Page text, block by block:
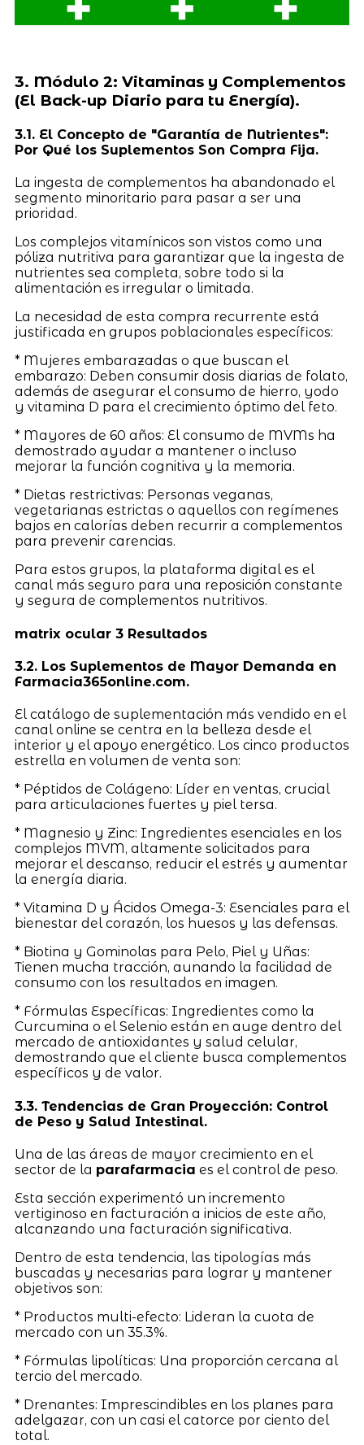
3. Módulo 2: Vitaminas y Complementos
(El Back-up Diario para tu Energía).
3.1. El Concepto de "Garantía de Nutrientes":
Por Qué los Suplementos Son Compra Fija.
La ingesta de complementos ha abandonado el
segmento minoritario para pasar a ser una
prioridad.
Los complejos vitamínicos son vistos como una
póliza nutritiva para garantizar que la ingesta de
nutrientes sea completa, sobre todo si la
alimentación es irregular o limitada.
La necesidad de esta compra recurrente está
justificada en grupos poblacionales específicos:
* Mujeres embarazadas o que buscan el
embarazo: Deben consumir dosis diarias de folato,
además de asegurar el consumo de hierro, yodo
y vitamina D para el crecimiento óptimo del feto.
* Mayores de 60 años: El consumo de MVMs ha
demostrado ayudar a mantener o incluso
mejorar la función cognitiva y la memoria.
* Dietas restrictivas: Personas veganas,
vegetarianas estrictas o aquellos con regímenes
bajos en calorías deben recurrir a complementos
para prevenir carencias.
Para estos grupos, la plataforma digital es el
canal más seguro para una reposición constante
y segura de complementos nutritivos.
matrix ocular 3 Resultados
3.2. Los Suplementos de Mayor Demanda en
Farmacia365online.com.
El catálogo de suplementación más vendido en el
canal online se centra en la belleza desde el
interior y el apoyo energético. Los cinco productos
estrella en volumen de venta son:
* Péptidos de Colágeno: Líder en ventas, crucial
para articulaciones fuertes y piel tersa.
* Magnesio y Zinc: Ingredientes esenciales en los
complejos MVM, altamente solicitados para
mejorar el descanso, reducir el estrés y aumentar
la energía diaria.
* Vitamina D y Ácidos Omega-3: Esenciales para el
bienestar del corazón, los huesos y las defensas.
* Biotina y Gominolas para Pelo, Piel y Uñas:
Tienen mucha tracción, aunando la facilidad de
consumo con los resultados en imagen.
* Fórmulas Específicas: Ingredientes como la
Curcumina o el Selenio están en auge dentro del
mercado de antioxidantes y salud celular,
demostrando que el cliente busca complementos
específicos y de valor.
3.3. Tendencias de Gran Proyección: Control
de Peso y Salud Intestinal.
Una de las áreas de mayor crecimiento en el
sector de la parafarmacia es el control de peso.
Esta sección experimentó un incremento
vertiginoso en facturación a inicios de este año,
alcanzando una facturación significativa.
Dentro de esta tendencia, las tipologías más
buscadas y necesarias para lograr y mantener
objetivos son:
* Productos multi-efecto: Lideran la cuota de
mercado con un 35.3%.
* Fórmulas lipolíticas: Una proporción cercana al
tercio del mercado.
* Drenantes: Imprescindibles en los planes para
adelgazar, con un casi el catorce por ciento del
total.